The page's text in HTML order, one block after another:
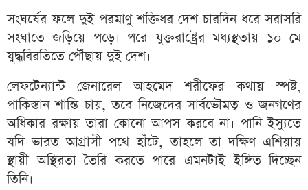
সংঘর্ষের ফলে দুই পরমাণু শক্তিধর দেশ চারদিন ধরে সরাসরি
সংঘাতে জড়িয়ে পড়ে। পরে যুক্তরাষ্ট্রের মধ্যস্থতায় ১০ মে
যুদ্ধবিরতিতে পৌঁছায় দুই দেশ।
লেফটেন্যান্ট জেনারেল আহমেদ শরীফের কথায় স্পষ্ট,
পাকিস্তান শান্তি চায়, তবে নিজেদের সার্বভৌমত্ব ও জনগণের
অধিকার রক্ষায় তারা কোনো আপস করবে না। পানি ইস্যুতে
যদি ভারত আগ্রাসী পথে হাঁটে, তাহলে তা দক্ষিণ এশিয়ায়
স্থায়ী অস্থিরতা তৈরি করতে পারে—এমনটাই ইঙ্গিত দিচ্ছেন
তিনি।